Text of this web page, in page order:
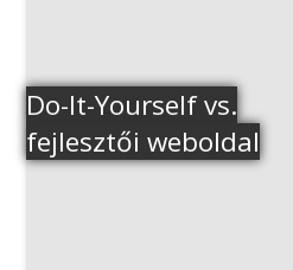
Do-It-Yourself vs.
fejlesztői weboldal